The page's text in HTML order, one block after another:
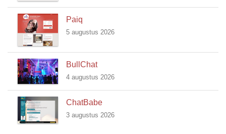
Paiq
5 augustus 2026
BullChat
4 augustus 2026
ChatBabe
3 augustus 2026